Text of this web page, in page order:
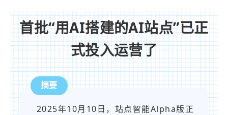
首批“用AI搭建的AI站点”已正
式投入运营了
摘要
2025年10月10日， 站点智能Alpha版正